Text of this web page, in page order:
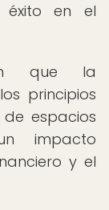
en el
que la
principios
espacios
impacto
y el